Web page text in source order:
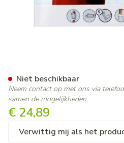
€ 24,89
Verwittig mij als het
Niet beschikbaar
Neem contact op met ons via
samen de mogelijkheden.